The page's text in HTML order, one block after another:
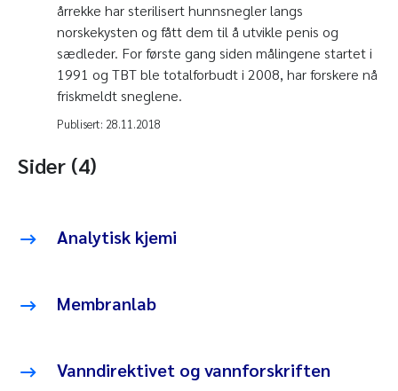
årrekke har sterilisert hunnsnegler langs
norskekysten og fått dem til å utvikle penis og
sædleder. For første gang siden målingene startet i
1991 og TBT ble totalforbudt i 2008, har forskere nå
friskmeldt sneglene.
Publisert: 28.11.2018
Sider (4)
Analytisk kjemi
Membranlab
Vanndirektivet og vannforskriften